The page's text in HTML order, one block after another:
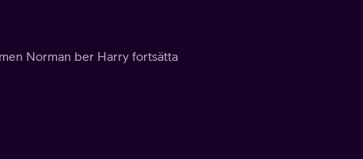
Norman ber Harry fortsätta